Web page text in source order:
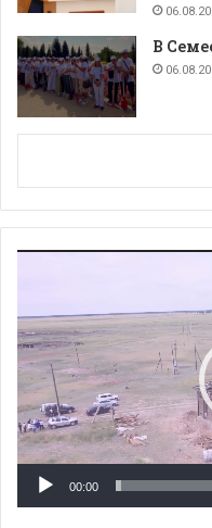
В
00:00